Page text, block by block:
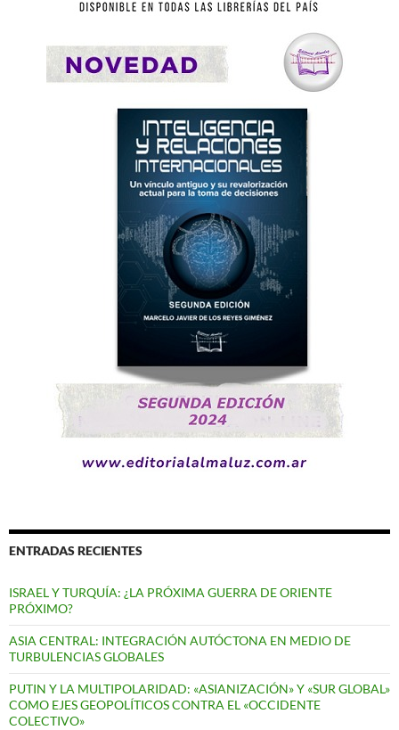
ENTRADAS RECIENTES
ISRAEL Y TURQUÍA: ¿LA PRÓXIMA GUERRA DE ORIENTE
PRÓXIMO?
ASIA CENTRAL: INTEGRACIÓN AUTÓCTONA EN MEDIO DE
TURBULENCIAS GLOBALES
PUTIN Y LA MULTIPOLARIDAD: «ASIANIZACIÓN» Y «SUR GLOBAL»
COMO EJES GEOPOLÍTICOS CONTRA EL «OCCIDENTE
COLECTIVO»